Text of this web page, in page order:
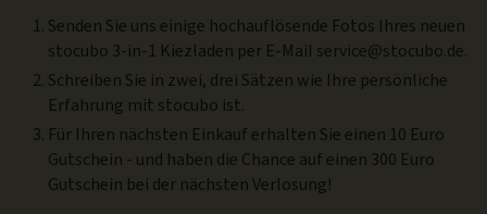
Senden Sie uns einige hochauflösende Fotos Ihres neuen
stocubo 3-in-1 Kiezladen per E-Mail service@stocubo.de.
Schreiben Sie in zwei, drei Sätzen wie Ihre persönliche
Erfahrung mit stocubo ist.
Für Ihren nächsten Einkauf erhalten Sie einen 10 Euro
Gutschein - und haben die Chance auf einen 300 Euro
Gutschein bei der nächsten Verlosung!